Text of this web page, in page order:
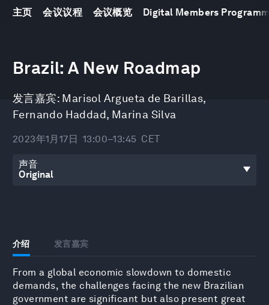
主页 会议议程 会议概览 Digital Members
Brazil: A New Roadmap
发言嘉宾: Marisol Argueta de Barillas,
Fernando Haddad, Marina Silva
2023年1月17日 13:00–13:45 CET
声音
介绍 发言嘉宾
From a global economic slowdown to domestic
demands, the challenges facing the new Brazilian
government are significant but also present great
of
38
seconds